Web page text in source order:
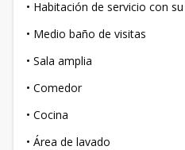
• Habitación de servicio con
• Medio baño de visitas
• Sala amplia
• Comedor
• Cocina
• Área de lavado